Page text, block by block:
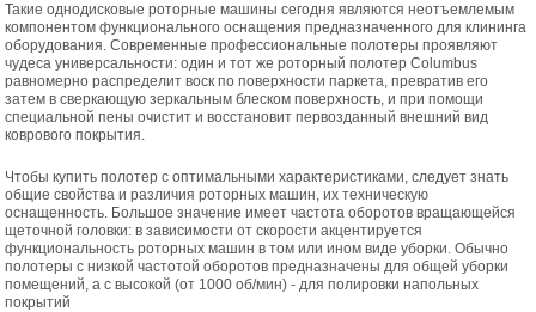
Такие однодисковые роторные машины сегодня являются неотъемлемым
компонентом функционального оснащения предназначенного для клининга
оборудования. Современные профессиональные полотеры проявляют
чудеса универсальности: один и тот же роторный полотер Columbus
равномерно распределит воск по поверхности паркета, превратив его
затем в сверкающую зеркальным блеском поверхность, и при помощи
специальной пены очистит и восстановит первозданный внешний вид
коврового покрытия.
Чтобы купить полотер с оптимальными характеристиками, следует знать
общие свойства и различия роторных машин, их техническую
оснащенность. Большое значение имеет частота оборотов вращающейся
щеточной головки: в зависимости от скорости акцентируется
функциональность роторных машин в том или ином виде уборки. Обычно
полотеры с низкой частотой оборотов предназначены для общей уборки
помещений, а с высокой (от 1000 об/мин) - для полировки напольных
покрытий